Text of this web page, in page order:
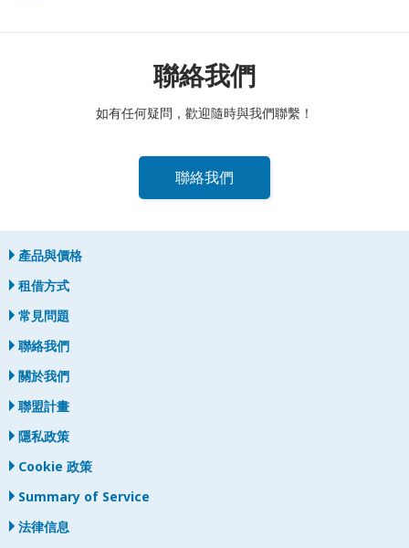
聯絡我們
如有任何疑問，歡迎隨時與我們聯繫！
聯絡我們
產品與價格
租借方式
常見問題
聯絡我們
關於我們
聯盟計畫
隱私政策
Cookie 政策
Summary of Service
法律信息